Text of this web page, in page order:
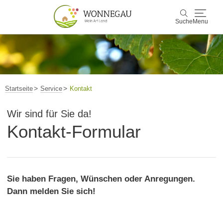
Suche Menu
Suche
Wonnegau
Entdecken & Erleben
Wein & Genuss
Kultur & Events
Buchen & Service
Startseite Service Kontakt
Wir sind für Sie da!
Kontakt-Formular
Sie haben Fragen, Wünschen oder Anregungen.
Dann melden Sie sich!